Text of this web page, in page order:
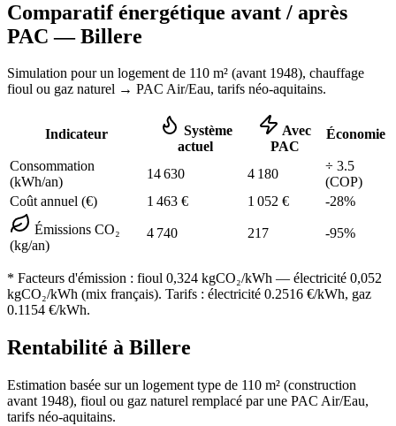
Comparatif énergétique avant / après
PAC —Billere
Simulation pour un logement de 110 m² (avant 1948), chauffage
fioul ou gaz naturel → PAC Air/Eau, tarifs néo-aquitains.
Indicateur
Système
actuel
Avec
PAC
Économie
Consommation
(kWh/an)
14 630 4 180
÷ 3.5
(COP)
Coût annuel (€)
1 463 € 1 052 € -28%
Émissions CO₂
(kg/an)
4 740 217 -95%
* Facteurs d'émission : fioul 0,324 kgCO₂/kWh — électricité 0,052
kgCO₂/kWh (mix français). Tarifs : électricité 0.2516 €/kWh, gaz
0.1154 €/kWh.
Rentabilité à Billere
Estimation basée sur un logement type de 110 m² (construction
avant 1948), fioul ou gaz naturel remplacé par une PAC Air/Eau,
tarifs néo-aquitains.